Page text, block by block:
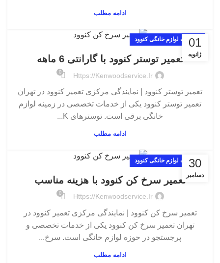
ادامه مطلب
01
ژانویه
تعمیرات لوازم خانگی کنوود
تعمیر توستر کنوود با گارانتی 6 ماهه
Https://kenwoodservice.ir
0
تعمیر توستر کنوود | نمایندگی مرکزی تعمیر کنوود در تهران
تعمیر توستر کنوود یکی از خدمات تخصصی در زمینه لوازم
خانگی برقی است. توسترهای K...
ادامه مطلب
30
دسامبر
تعمیرات لوازم خانگی کنوود
تعمیر سرخ کن کنوود با هزینه مناسب
Https://kenwoodservice.ir
0
تعمیر سرخ کن کنوود | نمایندگی مرکزی تعمیر کنوود در
تهران تعمیر سرخ کن کنوود یکی از خدمات تخصصی و
پرجستجو در حوزه لوازم خانگی است. سرخ‌...
ادامه مطلب